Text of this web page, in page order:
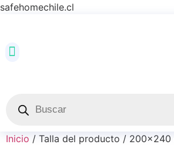
safehomechile.cl
Inicio / Talla del producto / 200x240